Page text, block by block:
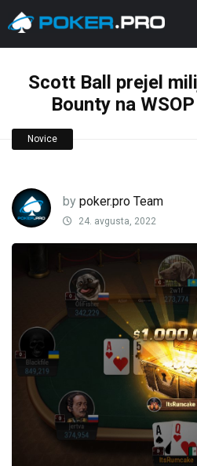
Scott Ball prejel
Bounty na
Novice
by poker.pro Team
24. avgusta, 2022